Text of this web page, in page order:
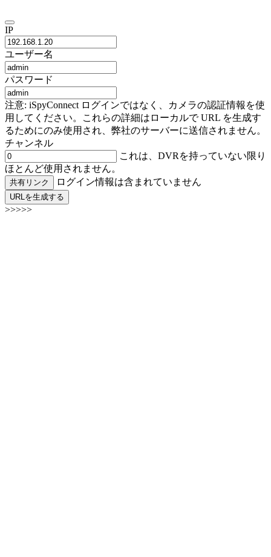
IP
ユーザー名
パスワード
注意: iSpyConnect ログインではなく、カメラの認証情報を使
用してください。これらの詳細はローカルで URL を生成す
るためにのみ使用され、弊社のサーバーに送信されません。
チャンネル
これは、DVRを持っていない限り
ほとんど使用されません。
共有リンク ログイン情報は含まれていません
URLを生成する
>>>>>